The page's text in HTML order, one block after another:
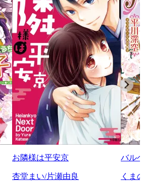
お隣様は平安京
杏堂まい/片瀬由良
バル
くま